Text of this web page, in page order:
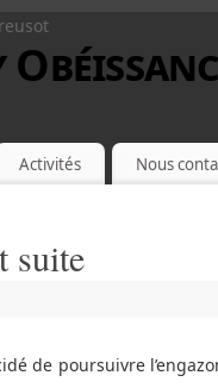
Activités Nous
suite
de poursuivre